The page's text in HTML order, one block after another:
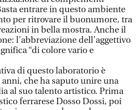
entrare in questo ambiente
per ritrovare il buonumore, tra
in bella mostra. Anche il
l’abbreviazione dell’aggettivo
“di colore vario e
di questo laboratorio è
anni, che ha saputo unire una
al suo talento artistico. Prima
ferrarese Dosso Dossi, poi